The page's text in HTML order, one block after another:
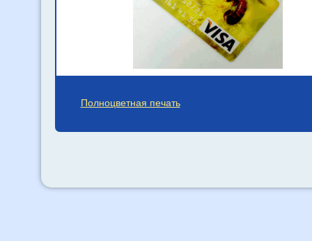
Полноцветная печать